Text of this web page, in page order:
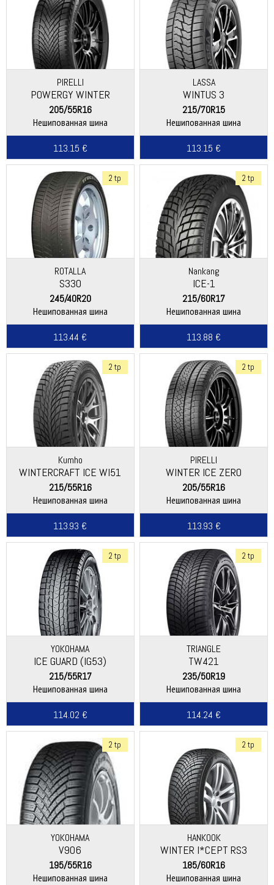
PIRELLI
POWERGY WINTER
205/55R16
Нешипованная шина
113.15 €
LASSA
WINTUS 3
215/70R15
Нешипованная шина
113.15 €
2 tp
ROTALLA
S330
245/40R20
Нешипованная шина
113.44 €
2 tp
Nankang
ICE-1
215/60R17
Нешипованная шина
113.88 €
2 tp
Kumho
WINTERCRAFT ICE WI51
215/55R16
Нешипованная шина
113.93 €
2 tp
PIRELLI
WINTER ICE ZERO
ASIMMETRICO
205/55R16
Нешипованная шина
113.93 €
2 tp
YOKOHAMA
ICE GUARD (IG53)
215/55R17
Нешипованная шина
114.02 €
2 tp
TRIANGLE
TW421
235/50R19
Нешипованная шина
114.24 €
2 tp
YOKOHAMA
V906
195/55R16
Нешипованная шина
2 tp
HANKOOK
WINTER I*CEPT RS3
(W462)
185/60R16
Нешипованная шина